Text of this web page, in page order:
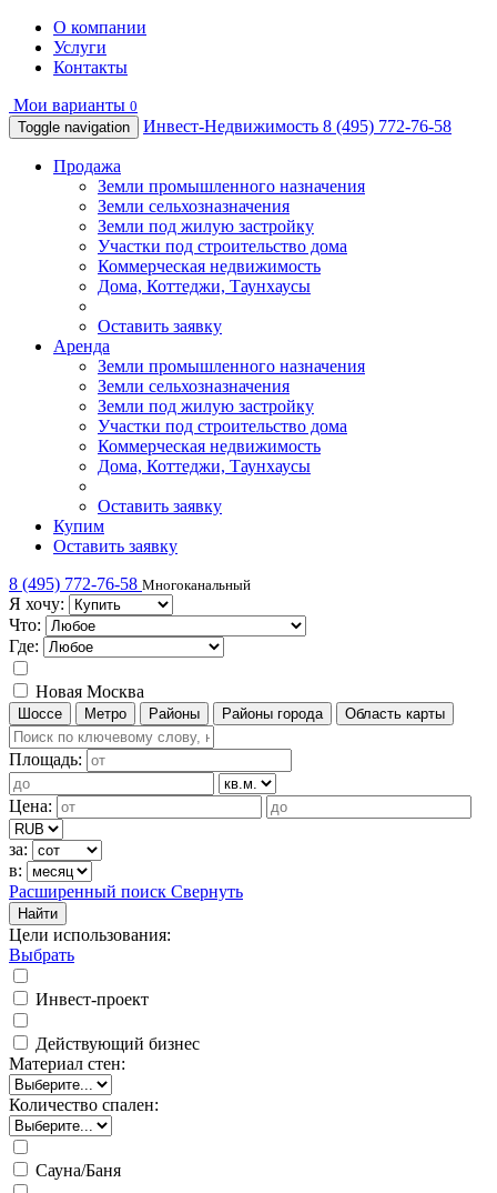
О компании
Услуги
Контакты
Мои варианты 0
Toggle navigation
Инвест-Недвижимость 8 (495) 772-76-58
Продажа
Земли промышленного назначения
Земли сельхозназначения
Земли под жилую застройку
Участки под строительство дома
Коммерческая недвижимость
Дома, Коттеджи, Таунхаусы
Оставить заявку
Аренда
Земли промышленного назначения
Земли сельхозназначения
Земли под жилую застройку
Участки под строительство дома
Коммерческая недвижимость
Дома, Коттеджи, Таунхаусы
Оставить заявку
Купим
Оставить заявку
8 (495) 772-76-58 Многоканальный
Я хочу:
Что:
Где:
Новая Москва
Шоссе Метро Районы Районы города Область карты
Площадь:
Цена:
за:
в:
Расширенный поиск Свернуть
Найти
Цели использования:
Выбрать
Инвест-проект
Действующий бизнес
Материал стен:
Количество спален:
Сауна/Баня